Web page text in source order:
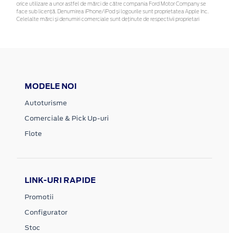
orice utilizare a unor astfel de mărci de către compania Ford Motor Company se
face sub licență. Denumirea iPhone/iPod și logourile sunt proprietatea Apple Inc.
Celelalte mărci și denumiri comerciale sunt deținute de respectivii proprietari
MODELE NOI
Autoturisme
Comerciale & Pick Up-uri
Flote
LINK-URI RAPIDE
Promotii
Configurator
Stoc